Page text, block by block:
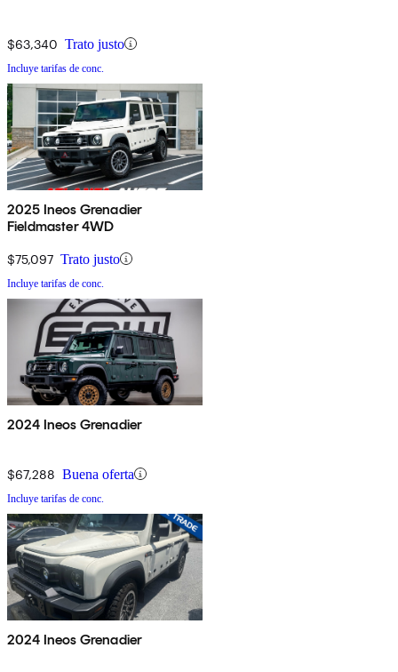
$63,340 Trato justo
Incluye tarifas de conc.
2025 Ineos Grenadier
Fieldmaster 4WD
$75,097 Trato justo
Incluye tarifas de conc.
2024 Ineos Grenadier
$67,288 Buena oferta
Incluye tarifas de conc.
2024 Ineos Grenadier